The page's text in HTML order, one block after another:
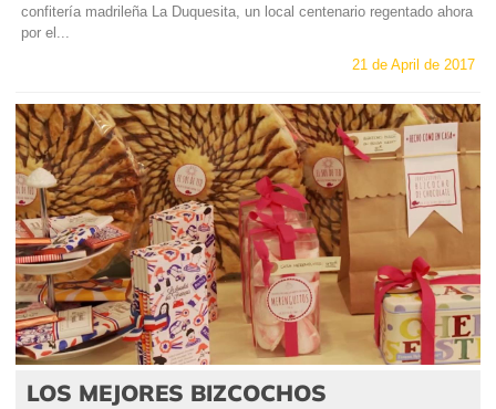
confitería madrileña La Duquesita, un local centenario regentado ahora
por el...
21 de April de 2017
LOS MEJORES BIZCOCHOS